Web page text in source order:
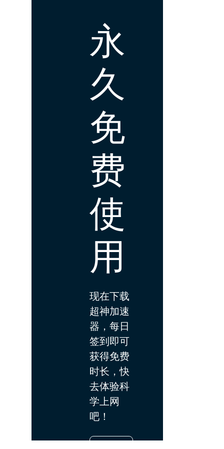
永
久
免
费
使
用
现在下载
超神加速
器，每日
签到即可
获得免费
时长，快
去体验科
学上网
吧！